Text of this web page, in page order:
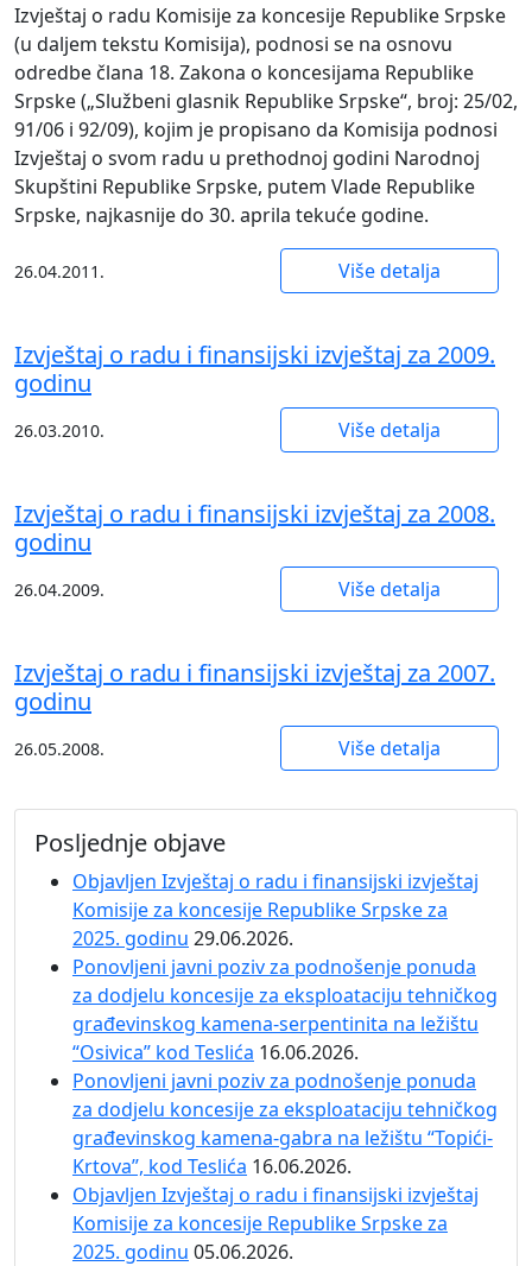
Izvještaj o radu Komisije za koncesije Republike Srpske
(u daljem tekstu Komisija), podnosi se na osnovu
odredbe člana 18. Zakona o koncesijama Republike
Srpske („Službeni glasnik Republike Srpske“, broj: 25/02,
91/06 i 92/09), kojim je propisano da Komisija podnosi
Izvještaj o svom radu u prethodnoj godini Narodnoj
Skupštini Republike Srpske, putem Vlade Republike
Srpske, najkasnije do 30. aprila tekuće godine.
26.04.2011. Više detalja
Izvještaj o radu i finansijski izvještaj za 2009.
godinu
26.03.2010. Više detalja
Izvještaj o radu i finansijski izvještaj za 2008.
godinu
26.04.2009. Više detalja
Izvještaj o radu i finansijski izvještaj za 2007.
godinu
26.05.2008. Više detalja
Posljednje objave
Objavljen Izvještaj o radu i finansijski izvještaj
Komisije za koncesije Republike Srpske za
2025. godinu 29.06.2026.
Ponovljeni javni poziv za podnošenje ponuda
za dodjelu koncesije za eksploataciju tehničkog
građevinskog kamena-serpentinita na ležištu
“Osivica” kod Teslića 16.06.2026.
Ponovljeni javni poziv za podnošenje ponuda
za dodjelu koncesije za eksploataciju tehničkog
građevinskog kamena-gabra na ležištu “Topići-
Krtova”, kod Teslića 16.06.2026.
Objavljen Izvještaj o radu i finansijski izvještaj
Komisije za koncesije Republike Srpske za
2025. godinu 05.06.2026.